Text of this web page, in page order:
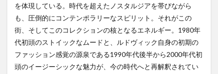
を体現している。時代を超えたノスタルジアを帯びながら
も、圧倒的にコンテンポラリーなスピリット。それがこの
街、そしてこのコレクションの核となるエネルギー。1980年
代初頭のストイックなムードと、ルドヴィック自身の初期の
ファッション感覚の源泉である1990年代後半から2000年代初
頭のイージーシックな魅力が、今の時代へと再解釈されてい